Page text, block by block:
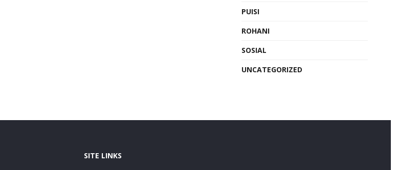
PUISI
ROHANI
SOSIAL
UNCATEGORIZED
SITE LINKS